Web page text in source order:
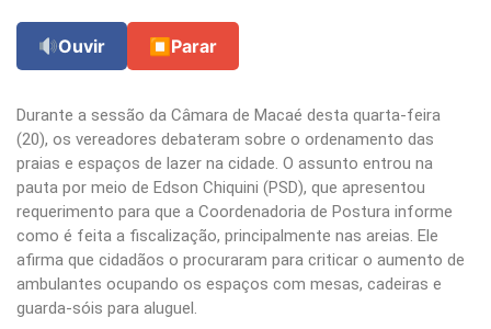
Ouvir ⏹ Parar
Durante a sessão da Câmara de Macaé desta quarta-feira
(20), os vereadores debateram sobre o ordenamento das
praias e espaços de lazer na cidade. O assunto entrou na
pauta por meio de Edson Chiquini (PSD), que apresentou
requerimento para que a Coordenadoria de Postura informe
como é feita a fiscalização, principalmente nas areias. Ele
afirma que cidadãos o procuraram para criticar o aumento de
ambulantes ocupando os espaços com mesas, cadeiras e
guarda-sóis para aluguel.